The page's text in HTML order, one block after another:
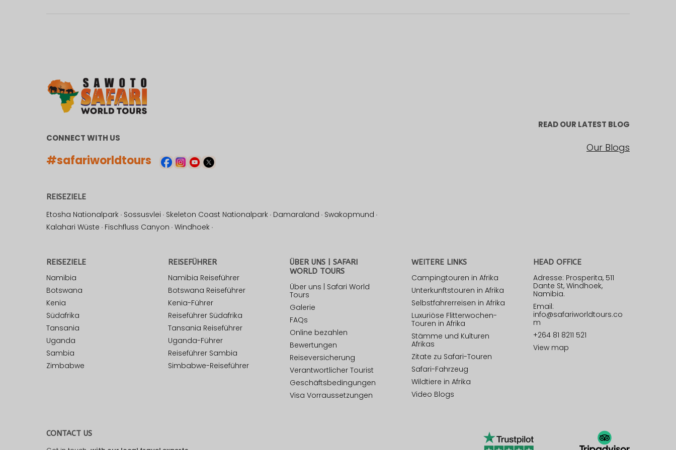
CONNECT WITH US
#safariworldtours
READ OUR LATEST BLOG
Our Blogs
REISEZIELE
Etosha Nationalpark · Sossusvlei · Skeleton Coast Nationalpark · Damaraland · Swakopmund ·
Kalahari Wüste · Fischfluss Canyon · Windhoek ·
REISEZIELE
Namibia
Botswana
Kenia
Südafrika
Tansania
Uganda
Sambia
Zimbabwe
REISEFÜHRER
Namibia Reiseführer
Botswana Reiseführer
Kenia-Führer
Reiseführer Südafrika
Tansania Reiseführer
Uganda-Führer
Reiseführer Sambia
Simbabwe-Reiseführer
ÜBER UNS | SAFARI
WORLD TOURS
Über uns | Safari World
Tours
Galerie
FAQs
Online bezahlen
Bewertungen
Reiseversicherung
Verantwortlicher Tourist
Geschäftsbedingungen
Visa Vorraussetzungen
WEITERE LINKS
Campingtouren in Afrika
Unterkunftstouren in Afrika
Selbstfahrerreisen in Afrika
Luxuriöse Flitterwochen-
Touren in Afrika
Stämme und Kulturen
Afrikas
Zitate zu Safari-Touren
Safari-Fahrzeug
Wildtiere in Afrika
Video Blogs
HEAD OFFICE
Adresse: Prosperita, 511
Dante St, Windhoek,
Namibia.
Email:
info@safariworldtours.co
m
+264 81 8211 521
View map
CONTACT US